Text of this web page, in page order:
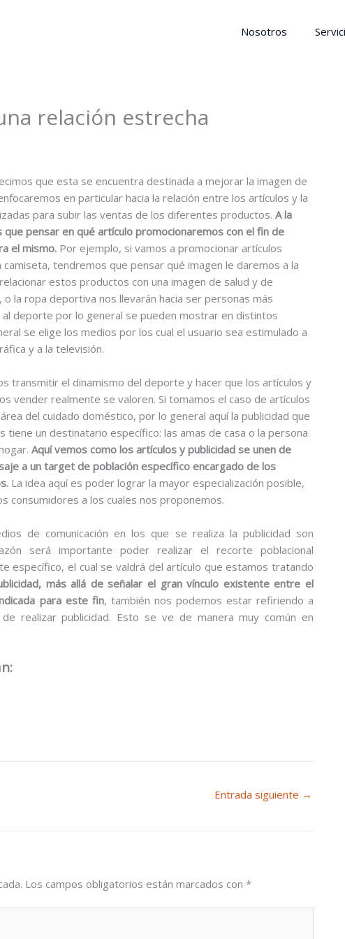
Nosotros
relación estrecha
que esta se encuentra destinada a mejorar la imagen de
en particular hacia la relación entre los artículos y la
para subir las ventas de los diferentes productos. A la
pensar en qué artículo promocionaremos con el fin de
el mismo. Por ejemplo, si vamos a promocionar artículos
tendremos que pensar qué imagen le daremos a la
estos productos con una imagen de salud y de
la ropa deportiva nos llevarán hacia ser personas más
deporte por lo general se pueden mostrar en distintos
se elige los medios por los cual el usuario sea estimulado a
y a la televisión.
transmitir el dinamismo del deporte y hacer que los artículos y
vender realmente se valoren. Si tomamos el caso de artículos
del cuidado doméstico, por lo general aquí la publicidad que
tiene un destinatario específico: las amas de casa o la persona
Aquí vemos como los artículos y publicidad se unen de
a un target de población específico encargado de los
La idea aquí es poder lograr la mayor especialización posible,
consumidores a los cuales nos proponemos.
de comunicación en los que se realiza la publicidad son
será importante poder realizar el recorte poblacional
específico, el cual se valdrá del artículo que estamos tratando
más allá de señalar el gran vínculo existente entre el
para este fin, también nos podemos estar refiriendo a
realizar publicidad. Esto se ve de manera muy común en
Entrada siguiente →
Los campos obligatorios están marcados con *